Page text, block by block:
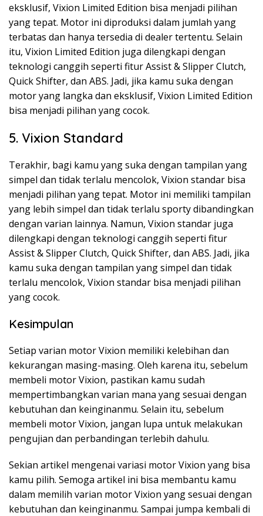
eksklusif, Vixion Limited Edition bisa menjadi pilihan
yang tepat. Motor ini diproduksi dalam jumlah yang
terbatas dan hanya tersedia di dealer tertentu. Selain
itu, Vixion Limited Edition juga dilengkapi dengan
teknologi canggih seperti fitur Assist & Slipper Clutch,
Quick Shifter, dan ABS. Jadi, jika kamu suka dengan
motor yang langka dan eksklusif, Vixion Limited Edition
bisa menjadi pilihan yang cocok.
5. Vixion Standard
Terakhir, bagi kamu yang suka dengan tampilan yang
simpel dan tidak terlalu mencolok, Vixion standar bisa
menjadi pilihan yang tepat. Motor ini memiliki tampilan
yang lebih simpel dan tidak terlalu sporty dibandingkan
dengan varian lainnya. Namun, Vixion standar juga
dilengkapi dengan teknologi canggih seperti fitur
Assist & Slipper Clutch, Quick Shifter, dan ABS. Jadi, jika
kamu suka dengan tampilan yang simpel dan tidak
terlalu mencolok, Vixion standar bisa menjadi pilihan
yang cocok.
Kesimpulan
Setiap varian motor Vixion memiliki kelebihan dan
kekurangan masing-masing. Oleh karena itu, sebelum
membeli motor Vixion, pastikan kamu sudah
mempertimbangkan varian mana yang sesuai dengan
kebutuhan dan keinginanmu. Selain itu, sebelum
membeli motor Vixion, jangan lupa untuk melakukan
pengujian dan perbandingan terlebih dahulu.
Sekian artikel mengenai variasi motor Vixion yang bisa
kamu pilih. Semoga artikel ini bisa membantu kamu
dalam memilih varian motor Vixion yang sesuai dengan
kebutuhan dan keinginanmu. Sampai jumpa kembali di